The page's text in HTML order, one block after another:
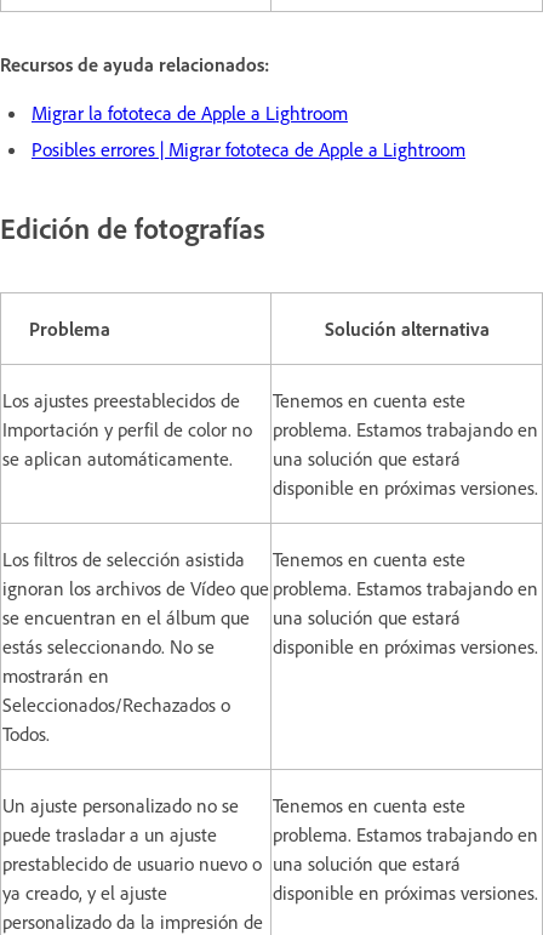
Recursos de ayuda relacionados:
Migrar la fototeca de Apple a Lightroom
Posibles errores | Migrar fototeca de Apple a Lightroom
Edición de fotografías
Problema Solución alternativa
Los ajustes preestablecidos de
Importación y perfil de color no
se aplican automáticamente.
Tenemos en cuenta este
problema. Estamos trabajando en
una solución que estará
disponible en próximas versiones.
Los filtros de selección asistida
ignoran los archivos de Vídeo que
se encuentran en el álbum que
estás seleccionando. No se
mostrarán en
Seleccionados/Rechazados o
Todos.
Tenemos en cuenta este
problema. Estamos trabajando en
una solución que estará
disponible en próximas versiones.
Un ajuste personalizado no se
puede trasladar a un ajuste
prestablecido de usuario nuevo o
ya creado, y el ajuste
personalizado da la impresión de
Tenemos en cuenta este
problema. Estamos trabajando en
una solución que estará
disponible en próximas versiones.